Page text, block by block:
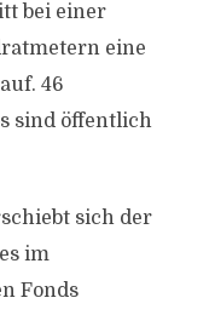
bei einer
eine
46
sind öffentlich
sich der
im
Fonds